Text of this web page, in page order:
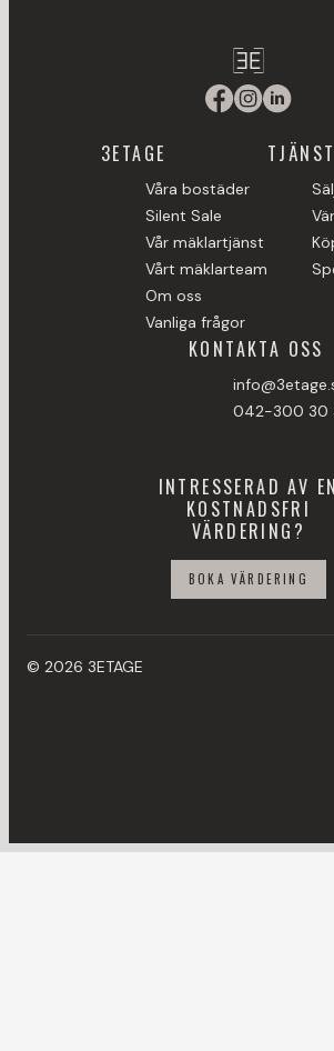
3ETAGE
Våra bostäder
Silent Sale
Vår mäklartjänst
Vårt mäklarteam
Om oss
Vanliga frågor
KONTAKTA OSS
042-300 30
INTRESSERAD AV EN
KOSTNADSFRI
VÄRDERING?
BOKA VÄRDERING
© 2026 3ETAGE